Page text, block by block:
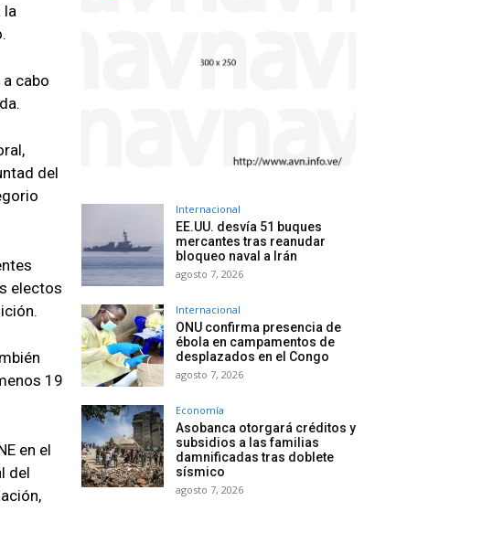
la
cabo
del
electos
19
en el
del
Internacional
EE.UU. desvía 51 buques
mercantes tras reanudar
bloqueo naval a Irán
agosto 7, 2026
Internacional
ONU confirma presencia de
ébola en campamentos de
desplazados en el Congo
agosto 7, 2026
Economía
Asobanca otorgará créditos y
subsidios a las familias
damnificadas tras doblete
sísmico
agosto 7, 2026